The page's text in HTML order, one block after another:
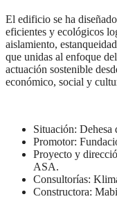
El edificio se ha
eficientes y ecológicos
aislamiento,
que unidas al enfoque
actuación sostenible
económico, social y
Situación:
Promotor:
Proyecto y
ASA.
Consultorías:
Constructora: